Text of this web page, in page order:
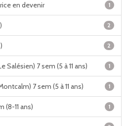
en devenir 1
2
2
Salésien) 7 sem (5 à 11 ans) 1
7 sem (5 à 11 ans) 1
(8-11 ans) 1